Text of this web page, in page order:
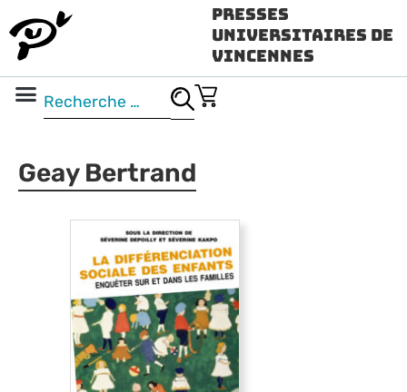
Presses
Universitaires de
Vincennes
Geay Bertrand